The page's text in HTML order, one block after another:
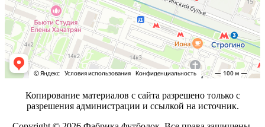
Копирование материалов с сайта разрешено только с
разрешения администрации и ссылкой на источник.